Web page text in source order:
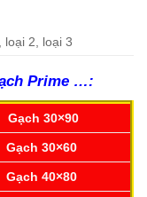
Prime …:
Gạch 30×90
Gạch 30×60
Gạch 40×80